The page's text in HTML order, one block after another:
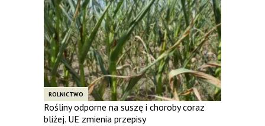
ROLNICTWO
Rośliny odporne na suszę i choroby coraz
bliżej. UE zmienia przepisy